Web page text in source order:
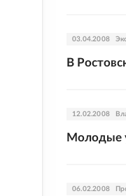
03.04.2008
В
12.02.2008
Молодые
06.02.2008